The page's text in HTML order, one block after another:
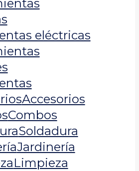
eléctricas
Accesorios
Combos
Soldadura
Jardinería
Limpieza